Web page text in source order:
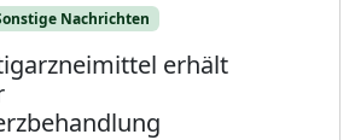
Nachrichten
erhält